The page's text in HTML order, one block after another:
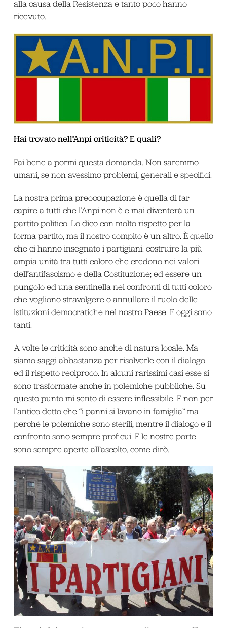
alla causa della Resistenza e tanto poco hanno
ricevuto.
Hai trovato nell’Anpi criticità? E quali?
Fai bene a pormi questa domanda. Non saremmo
umani, se non avessimo problemi, generali e specifici.
La nostra prima preoccupazione è quella di far
capire a tutti che l’Anpi non è e mai diventerà un
partito politico. Lo dico con molto rispetto per la
forma partito, ma il nostro compito è un altro. È quello
che ci hanno insegnato i partigiani: costruire la più
ampia unità tra tutti coloro che credono nei valori
dell’antifascismo e della Costituzione; ed essere un
pungolo ed una sentinella nei confronti di tutti coloro
che vogliono stravolgere o annullare il ruolo delle
istituzioni democratiche nel nostro Paese. E oggi sono
tanti.
A volte le criticità sono anche di natura locale. Ma
siamo saggi abbastanza per risolverle con il dialogo
ed il rispetto reciproco. In alcuni rarissimi casi esse si
sono trasformate anche in polemiche pubbliche. Su
questo punto mi sento di essere inflessibile. E non per
l’antico detto che “i panni si lavano in famiglia” ma
perché le polemiche sono sterili, mentre il dialogo e il
confronto sono sempre proficui. E le nostre porte
sono sempre aperte all’ascolto, come dirò.